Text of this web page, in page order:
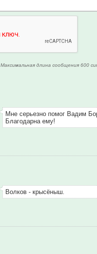
Максимальная длина сообщения 600
Мне серьезно помог Вадим
Благодарна ему!
Волков - крысёныш.